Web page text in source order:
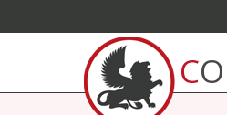
contenu.
Aller